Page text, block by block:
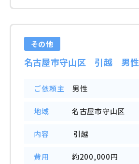
その他
名古屋市守山区 引越 男性
ご依頼主 男性
地域 名古屋市守山区
内容 引越
費用 約200,000円